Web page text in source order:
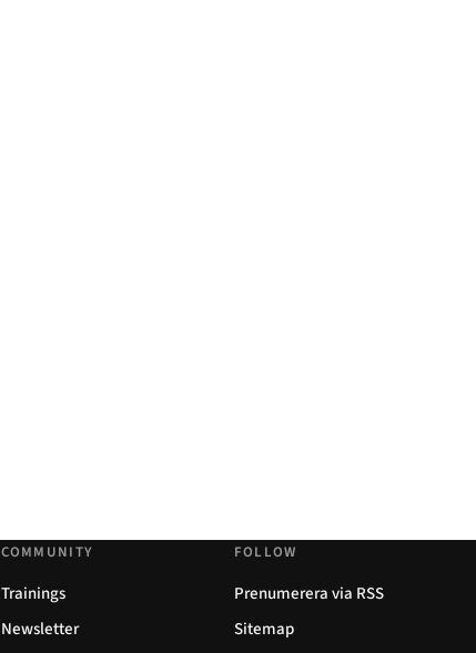
COMMUNITY
Trainings
Newsletter
FOLLOW
Prenumerera via RSS
Sitemap